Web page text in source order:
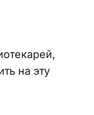
на эту